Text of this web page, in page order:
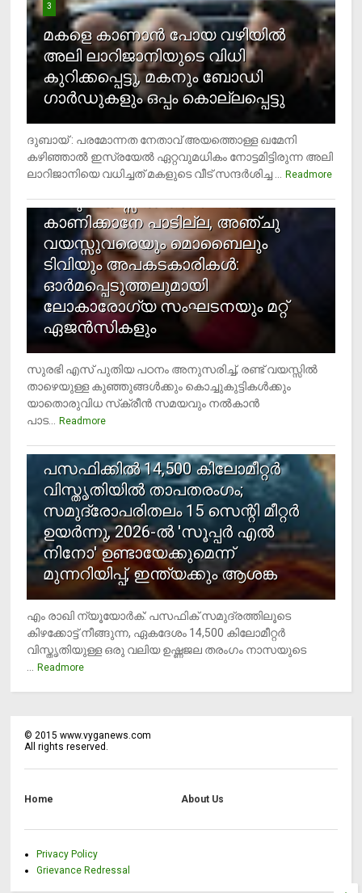
3
മകളെ കാണാന്‍ പോയ വഴിയില്‍
അലി ലാറിജാനിയുടെ വിധി
കുറിക്കപ്പെട്ടു, മകനും ബോഡി
ഗാര്‍ഡുകളും ഒപ്പം കൊല്ലപ്പെട്ടു
ദുബായ് : പരമോന്നത നേതാവ് അയത്തൊള്ള ഖമേനി
കഴിഞ്ഞാല്‍ ഇസ്രയേല്‍ ഏറ്റവുമധികം നോട്ടമിട്ടിരുന്ന അലി
ലാറിജാനിയെ വധിച്ചത് മകളുടെ വീട് സന്ദര്‍ശിച്ച ...
Readmore
4
രണ്ടു വയസ്സില്‍ താഴെ സ്‌ക്രീന്‍
കാണിക്കാനേ പാടില്ല, അഞ്ചു
വയസ്സുവരെയും മൊബൈലും
ടിവിയും അപകടകാരികള്‍:
ഓര്‍മപ്പെടുത്തലുമായി
ലോകാരോഗ്യ സംഘടനയും മറ്റ്
ഏജന്‍സികളും
സുരഭി എസ് പുതിയ പഠനം അനുസരിച്ച്, രണ്ട് വയസ്സില്‍
താഴെയുള്ള കുഞ്ഞുങ്ങള്‍ക്കും കൊച്ചുകുട്ടികള്‍ക്കും
യാതൊരുവിധ സ്‌ക്രീന്‍ സമയവും നല്‍കാന്‍
പാട...
Readmore
പസഫിക്കില്‍ 14,500 കിലോമീറ്റര്‍
വിസ്തൃതിയില്‍ താപതരംഗം;
സമുദ്രോപരിതലം 15 സെന്റി മീറ്റര്‍
ഉയര്‍ന്നു, 2026-ല്‍ 'സൂപ്പര്‍ എല്‍
നിനോ' ഉണ്ടായേക്കുമെന്ന്
മുന്നറിയിപ്പ്, ഇന്ത്യക്കും ആശങ്ക
എം രാഖി ന്യൂയോര്‍ക്: പസഫിക് സമുദ്രത്തിലൂടെ
കിഴക്കോട്ട് നീങ്ങുന്ന, ഏകദേശം 14,500 കിലോമീറ്റര്‍
വിസ്തൃതിയുള്ള ഒരു വലിയ ഉഷ്ണജല തരംഗം നാസയുടെ
Readmore
© 2015 www.vyganews.com
All rights reserved.
Home About Us
Privacy Policy
Grievance Redressal